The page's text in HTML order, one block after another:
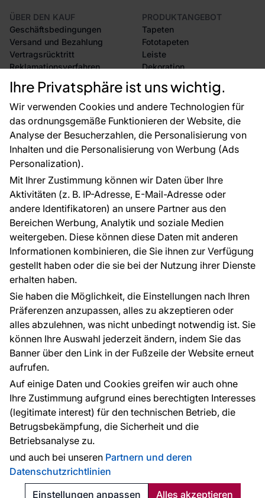
Ihre Privatsphäre ist uns wichtig.
Wir verwenden Cookies und andere Technologien für
das ordnungsgemäße Funktionieren der Website, die
Analyse der Besucherzahlen, die Personalisierung von
Inhalten und die Personalisierung von Werbung (Ads
Personalization).
Mit Ihrer Zustimmung können wir Daten über Ihre
Aktivitäten (z. B. IP-Adresse, E-Mail-Adresse oder
andere Identifikatoren) an unsere Partner aus den
Bereichen Werbung, Analytik und soziale Medien
weitergeben. Diese können diese Daten mit anderen
Informationen kombinieren, die Sie ihnen zur Verfügung
gestellt haben oder die sie bei der Nutzung ihrer Dienste
erhalten haben.
Sie haben die Möglichkeit, die Einstellungen nach Ihren
Präferenzen anzupassen, alles zu akzeptieren oder
alles abzulehnen, was nicht unbedingt notwendig ist. Sie
können Ihre Auswahl jederzeit ändern, indem Sie das
Banner über den Link in der Fußzeile der Website erneut
aufrufen.
Auf einige Daten und Cookies greifen wir auch ohne
Ihre Zustimmung aufgrund eines berechtigten Interesses
(legitimate interest) für den technischen Betrieb, die
Betrugsbekämpfung, die Sicherheit und die
Betriebsanalyse zu.
und auch bei unseren Partnern und deren
Datenschutzrichtlinien
Einstellungen anpassen
Alles akzeptieren
ÜBER DEN KAUF
Geschäftsbedingungen
Versand und Bezahlung
Vertragsrücktritt
Reklamationsverfahren
Rücksendung von Waren
CE-Zertifizierung
Großhandel
Raumvisualisierung
PRODUKTANGEBOT
Tapeten
Fototapeten
Leiste
Dekoration
Selbstklebende Folien
Zubehör
Tapetenmuster
FÜR SIE
Blog
EU-Projekte
Ratschläge und Tipps
FAQ
ÜBER DAS UNTERNEHMEN
Kontakt
Haben Sie Fragen? Wir helfen Ihnen gerne weiter
und beraten Sie persönlich.
+49 781 95633072
service@tapeteneshop.de
Zahlungsarten:
Die Zahlungen werden geleistet von:
© 2010 - 2026 Tapeteneshop
Created:
Reklalink s.r.o.
Schutz personenbezogener Daten